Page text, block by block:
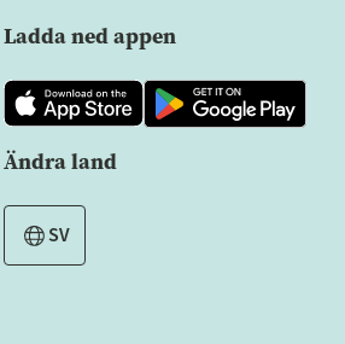
Ladda ned appen
Ändra land
SV